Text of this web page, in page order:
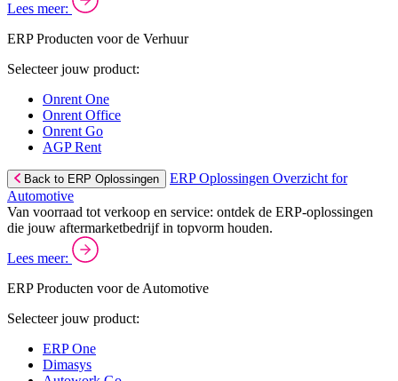
Lees meer:
ERP Producten voor de Verhuur
Selecteer jouw product:
Onrent One
Onrent Office
Onrent Go
AGP Rent
Back to ERP Oplossingen
ERP Oplossingen Overzicht for
Automotive
Van voorraad tot verkoop en service: ontdek de ERP-oplossingen
die jouw aftermarketbedrijf in topvorm houden.
Lees meer:
ERP Producten voor de Automotive
Selecteer jouw product:
ERP One
Dimasys